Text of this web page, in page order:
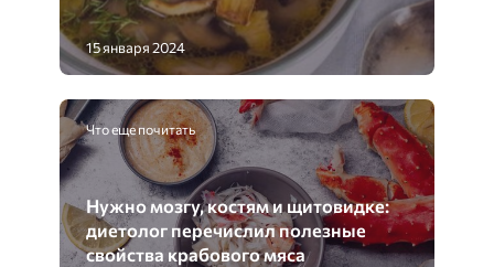
15 января 2024
Что еще почитать
Нужно мозгу, костям и щитовидке:
диетолог перечислил полезные
свойства крабового мяса